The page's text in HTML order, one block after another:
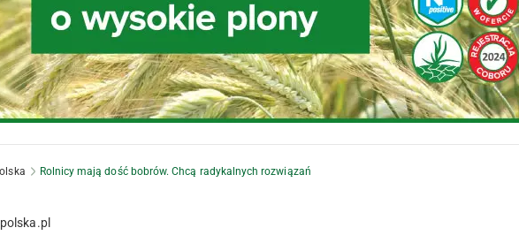
Rolnicy mają dość bobrów. Chcą radykalnych rozwiązań